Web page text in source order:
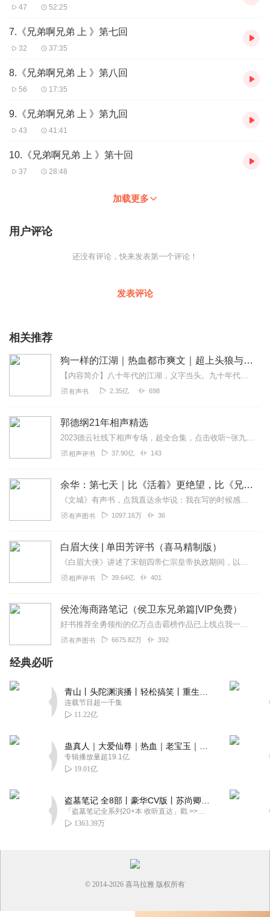
47 52:25
7.《兄弟啊兄弟 上 》第七回
32 37:35
8.《兄弟啊兄弟 上 》第八回
56 17:35
9.《兄弟啊兄弟 上 》第九回
43 41:41
10.《兄弟啊兄弟 上 》第十回
37 28:48
加载更多
用户评论
还没有评论，快来发表第一个评论！
发表评论
相关推荐
狗一样的江湖｜热血都市爽文｜超上头狼与兄弟
【内容简介】八十年代的江湖，义字当头。九十年代的江湖，钱财为首。千禧年后的江湖，为权作狗。这个故事里，黑就是黑，白就是白，不会有半点虚伪的正义描写，也不会出现任...
有声书 2.35亿 698
郭德纲21年相声精选
2023德云社线下相声专场，超全合集，点击收听~张九龄2023年线下专场，全新上线~孟鹤堂2023年线下专场，爆笑收听~高峰栾云平2023年线下专场，超新首发~...
相声评书 37.90亿 143
余华：第七天｜比《活着》更绝望，比《兄弟》更荒诞
《文城》有声书，点我直达余华说：我在写的时候感到现实世界的冷酷，所以我需要温暖的部分，至善的部分，给予自己希望，也想给予读者希望。我写下了一个美好的死者世界。这...
有声图书 1097.16万 36
白眉大侠 | 单田芳评书（喜马精制版）
《白眉大侠》讲述了宋朝四帝仁宗皇帝执政期间，以徐良、白云瑞为书胆，包括七侠、大五义、小五义、小七杰等众开封府校尉，在八王赵德芳、包拯、颜查散等清官的支持下，为保...
相声评书 39.64亿 401
侯沧海商路笔记（侯卫东兄弟篇|VIP免费）
好书推荐全勇领衔的亿万点击霸榜作品已上线点我一键收听>>>《权路征途》点击破亿平台霸榜，文学大赛一等奖作品点我一键收听>>>《江山志远》【强烈推荐】大神作家小桥...
有声图书 6675.82万 392
经典必听
连载节目超一千集
11.22亿
专辑播放量超19.1亿
19.01亿
「盗墓笔记全系列20+本 收听直达」戳 >>改编自南派三叔同名作品，腾讯音乐娱乐集团出品，冠声文化制作，...
1363.39万
© 2014-2026 喜马拉雅 版权所有